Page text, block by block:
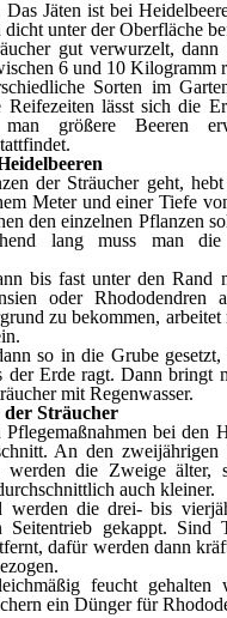
Jäten ist bei
unter der Oberfläche
gut verwurzelt,
6 und 10 Kilogramm
Sorten im
Reifezeiten lässt sich die
größere Beeren
der Sträucher geht,
Meter und einer Tiefe
den einzelnen Pflanzen
lang muss man
bis fast unter den Rand
oder Rhododendren
zu bekommen,
so in die Grube gesetzt,
der Erde ragt. Dann bringt
mit Regenwasser.
der Sträucher
bei den
An den zweijährigen
werden die Zweige älter,
auch kleiner.
werden die drei- bis
Seitentrieb gekappt. Sind
dafür werden dann
feucht gehalten
ein Dünger für